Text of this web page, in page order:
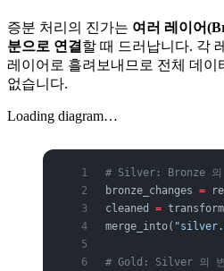
증분 처리의 진가는 여러 레이어
분으로 연결 할 때 드러납니다. 각
레이어로 흘려보내므로 전체 데
없습니다.
Loading diagram…
# Silver: Bronze 의
bronze_changes =
cleaned =
merge_into(
# Gold: Silver 의 변